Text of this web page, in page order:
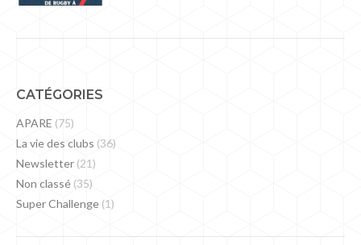
CATÉGORIES
APARE (75)
La vie des clubs (36)
Newsletter (21)
Non classé (35)
Super Challenge (1)